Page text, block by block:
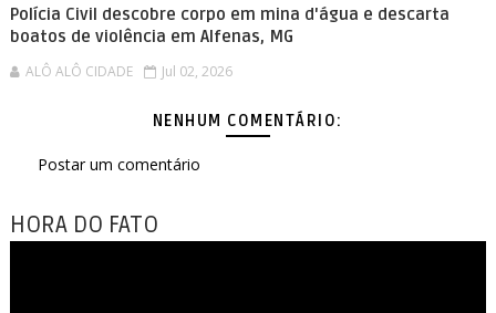
Polícia Civil descobre corpo em mina d'água e descarta
boatos de violência em Alfenas, MG
ALÔ ALÔ CIDADE Jul 02, 2026
NENHUM COMENTÁRIO:
Postar um comentário
HORA DO FATO